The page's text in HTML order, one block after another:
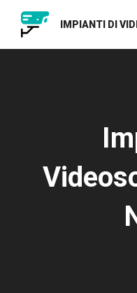
contenuto
IMPIANTI DI